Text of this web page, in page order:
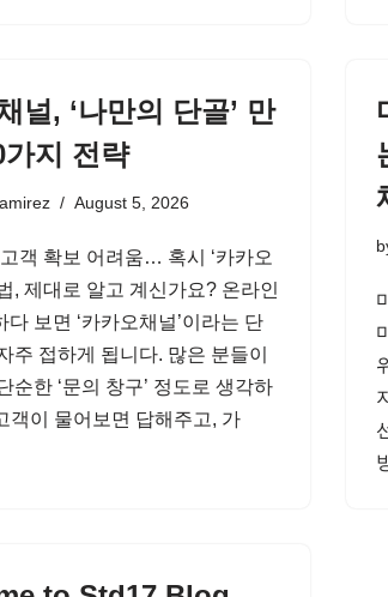
널, ‘나만의 단골’ 만
지 전략
August 5, 2026
객 확보 어려움… 혹시 ‘카카오
, 제대로 알고 계신가요? 온라인
다 보면 ‘카카오채널’이라는 단
주 접하게 됩니다. 많은 분들이
순한 ‘문의 창구’ 정도로 생각하
객이 물어보면 답해주고, 가